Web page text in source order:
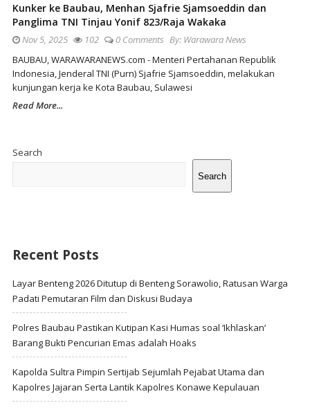
Kunker ke Baubau, Menhan Sjafrie Sjamsoeddin dan
Panglima TNI Tinjau Yonif 823/Raja Wakaka
Nov 5, 2025 102 0 Comments By: Warawara News
BAUBAU, WARAWARANEWS.com - Menteri Pertahanan Republik
Indonesia, Jenderal TNI (Purn) Sjafrie Sjamsoeddin, melakukan
kunjungan kerja ke Kota Baubau, Sulawesi
Read More...
Search
Search
Recent Posts
Layar Benteng 2026 Ditutup di Benteng Sorawolio, Ratusan Warga
Padati Pemutaran Film dan Diskusi Budaya
Polres Baubau Pastikan Kutipan Kasi Humas soal ‘Ikhlaskan’
Barang Bukti Pencurian Emas adalah Hoaks
Kapolda Sultra Pimpin Sertijab Sejumlah Pejabat Utama dan
Kapolres Jajaran Serta Lantik Kapolres Konawe Kepulauan